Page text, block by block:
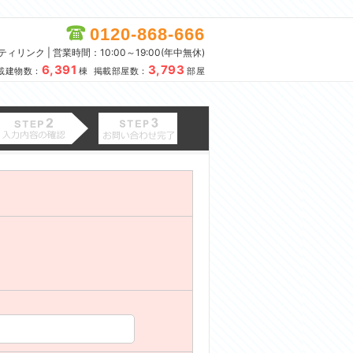
0120-868-666
ィリンク | 営業時間：10:00～19:00(年中無休)
建物数： 6,391 棟 掲載部屋数： 3,793 部屋